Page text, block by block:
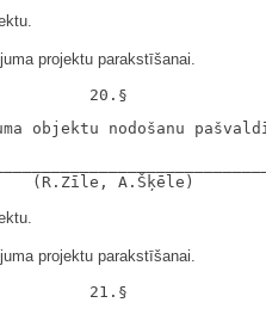
projektu parakstīšanai.
nodošanu
projektu parakstīšanai.